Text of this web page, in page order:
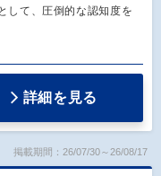
して、圧倒的な認知度を
詳細を見る
掲載期間：26/07/30～26/08/17